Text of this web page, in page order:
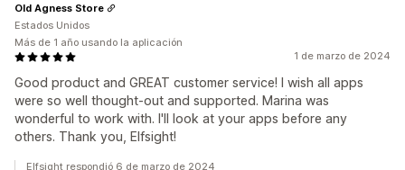
1 de marzo de 2024
Good product and GREAT customer service! I wish all apps
were so well thought-out and supported. Marina was
wonderful to work with. I'll look at your apps before any
others. Thank you, Elfsight!
Old Agness Store
Estados Unidos
Más de 1 año usando la aplicación
Elfsight respondió 6 de marzo de 2024